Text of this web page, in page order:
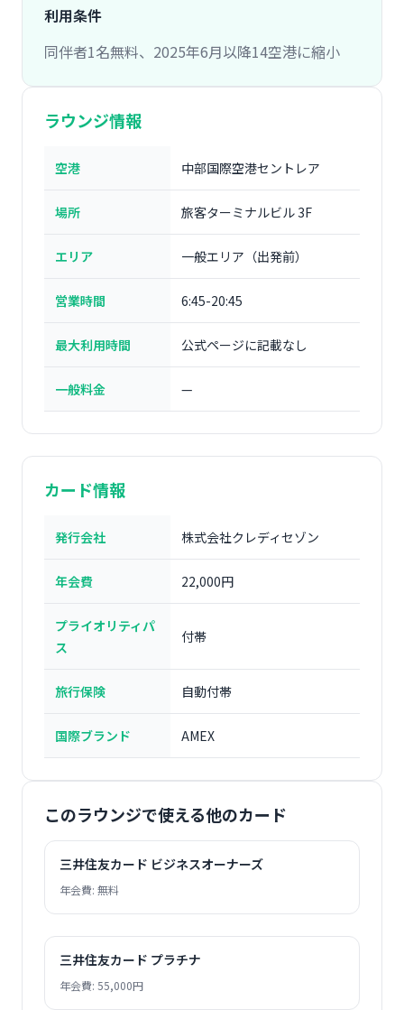
利用条件
同伴者1名無料、2025年6月以降14空港に縮小
ラウンジ情報
空港 中部国際空港セントレア
場所 旅客ターミナルビル 3F
エリア 一般エリア（出発前）
営業時間 6:45-20:45
最大利用時間 公式ページに記載なし
一般料金 —
カード情報
発行会社 株式会社クレディセゾン
年会費 22,000円
プライオリティパ
ス
付帯
旅行保険 自動付帯
国際ブランド AMEX
このラウンジで使える他のカード
三井住友カード ビジネスオーナーズ
年会費: 無料
三井住友カード プラチナ
年会費: 55,000円